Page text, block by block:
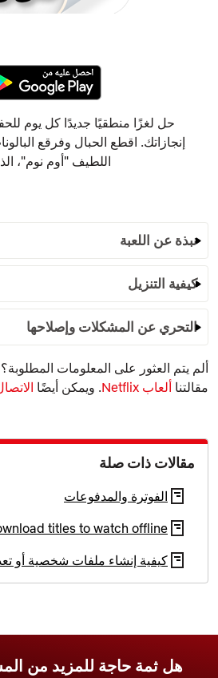
حل لغزًا منطقيًا جديدًا كل يوم
إنجازاتك. اقطع الحبال وفرقع
اللطيف "أوم نوم"،
نبذة عن اللعبة
كيفية التنزيل
التحري عن المشكلات وإصلاحها
ألم يتم العثور على المعلومات
مقالتنا ألعاب Netflix . ويمكن أيضًا
مقالات ذات صلة
الفوترة والمدفوعات
titles to watch offline
كيفية إنشاء ملفات شخصية أو
هل ثمة حاجة للمزيد من